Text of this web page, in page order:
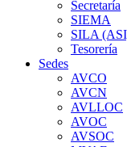
Secretaría
SIEMA
SILA
Tesorería
Sedes
AVCO
AVCN
AVLLOC
AVOC
AVSOC